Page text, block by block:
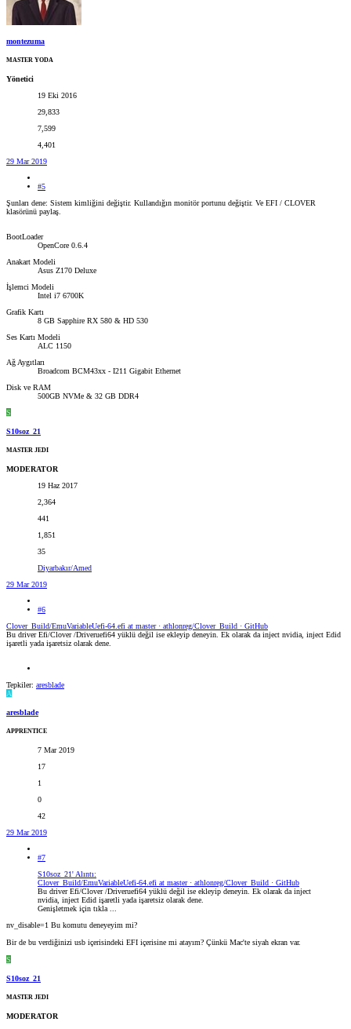
montezuma
MASTER YODA
Yönetici
19 Eki 2016
29,833
7,599
4,401
29 Mar 2019
#5
Şunları dene: Sistem kimliğini değiştir. Kullandığın monitör portunu değiştir. Ve EFI / CLOVER
klasörünü paylaş.
BootLoader
OpenCore 0.6.4
Anakart Modeli
Asus Z170 Deluxe
İşlemci Modeli
Intel i7 6700K
Grafik Kartı
8 GB Sapphire RX 580 & HD 530
Ses Kartı Modeli
ALC 1150
Ağ Aygıtları
Broadcom BCM43xx - I211 Gigabit Ethernet
Disk ve RAM
500GB NVMe & 32 GB DDR4
S
S10soz_21
MASTER JEDI
MODERATOR
19 Haz 2017
2,364
441
1,851
35
Diyarbakır/Amed
29 Mar 2019
#6
Clover_Build/EmuVariableUefi-64.efi at master · athlonreg/Clover_Build · GitHub
Bu driver Efi/Clover /Driveruefi64 yüklü değil ise ekleyip deneyin. Ek olarak da inject nvidia, inject Edid
işaretli yada işaretsiz olarak dene.
Tepkiler: aresblade
A
aresblade
APPRENTICE
7 Mar 2019
17
1
0
42
29 Mar 2019
#7
S10soz_21' Alıntı:
Clover_Build/EmuVariableUefi-64.efi at master · athlonreg/Clover_Build · GitHub
Bu driver Efi/Clover /Driveruefi64 yüklü değil ise ekleyip deneyin. Ek olarak da inject
nvidia, inject Edid işaretli yada işaretsiz olarak dene.
Genişletmek için tıkla ...
nv_disable=1 Bu komutu deneyeyim mi?
Bir de bu verdiğinizi usb içerisindeki EFI içerisine mi atayım? Çünkü Mac'te siyah ekran var.
S
S10soz_21
MASTER JEDI
MODERATOR